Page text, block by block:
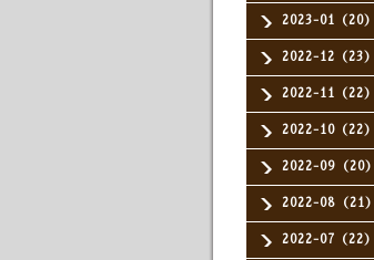
2023-01（20）
2022-12（23）
2022-11（22）
2022-10（22）
2022-09（20）
2022-08（21）
2022-07（22）